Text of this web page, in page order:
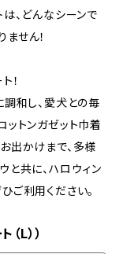
、どんなシーンで
せん！
！
調和し、愛犬との毎
ットンガゼット巾着
出かけまで、多様
と共に、ハロウィン
ご利用ください。
L））